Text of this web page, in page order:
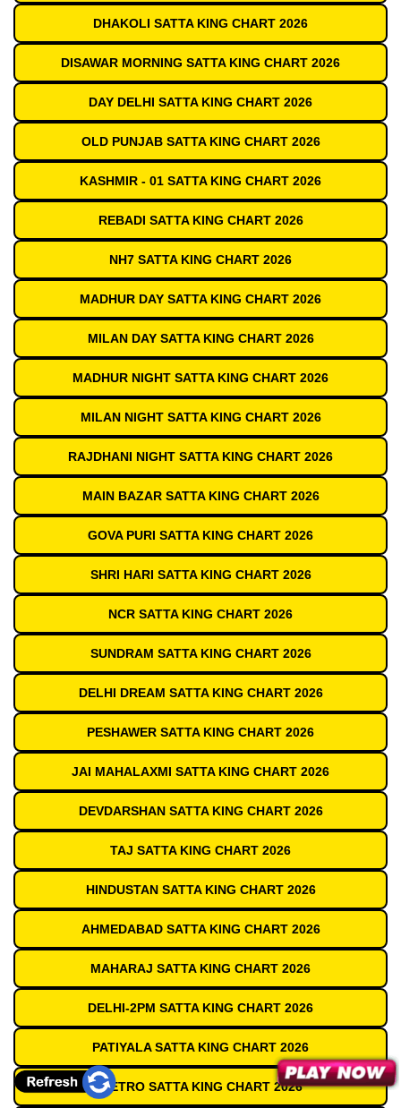
DHAKOLI SATTA KING CHART 2026
DISAWAR MORNING SATTA KING CHART 2026
DAY DELHI SATTA KING CHART 2026
OLD PUNJAB SATTA KING CHART 2026
KASHMIR - 01 SATTA KING CHART 2026
REBADI SATTA KING CHART 2026
NH7 SATTA KING CHART 2026
MADHUR DAY SATTA KING CHART 2026
MILAN DAY SATTA KING CHART 2026
MADHUR NIGHT SATTA KING CHART 2026
MILAN NIGHT SATTA KING CHART 2026
RAJDHANI NIGHT SATTA KING CHART 2026
MAIN BAZAR SATTA KING CHART 2026
GOVA PURI SATTA KING CHART 2026
SHRI HARI SATTA KING CHART 2026
NCR SATTA KING CHART 2026
SUNDRAM SATTA KING CHART 2026
DELHI DREAM SATTA KING CHART 2026
PESHAWER SATTA KING CHART 2026
JAI MAHALAXMI SATTA KING CHART 2026
DEVDARSHAN SATTA KING CHART 2026
TAJ SATTA KING CHART 2026
HINDUSTAN SATTA KING CHART 2026
AHMEDABAD SATTA KING CHART 2026
MAHARAJ SATTA KING CHART 2026
DELHI-2PM SATTA KING CHART 2026
PATIYALA SATTA KING CHART 2026
METRO SATTA KING CHART 2026